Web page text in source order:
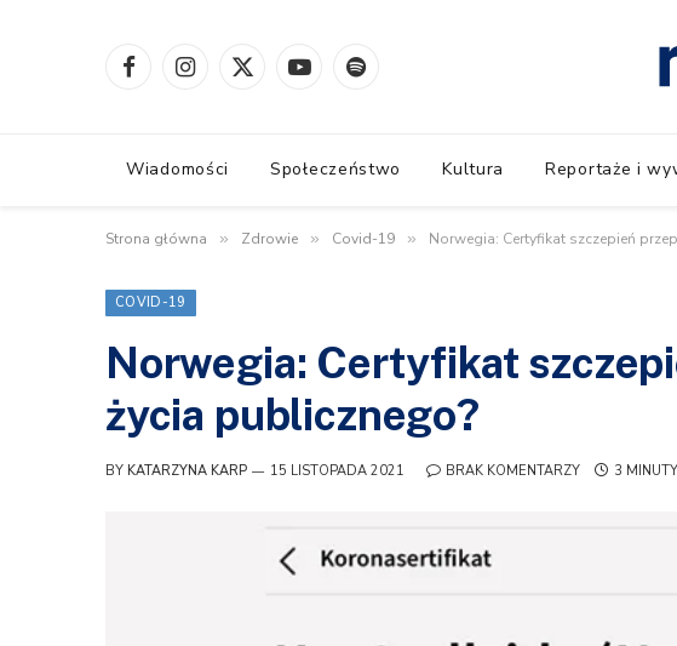
FacebookInstagram
X
YouTubeSpotify
Wiadomości Społeczeństwo Kultura Reportaże i
Strona główna » Zdrowie » Covid-19 » Norwegia: Certyfikat szczepień
COVID-19
Norwegia: Certyfikat
życia publicznego?
BY KATARZYNA KARP 15 LISTOPADA 2021 BRAK KOMENTARZY 3